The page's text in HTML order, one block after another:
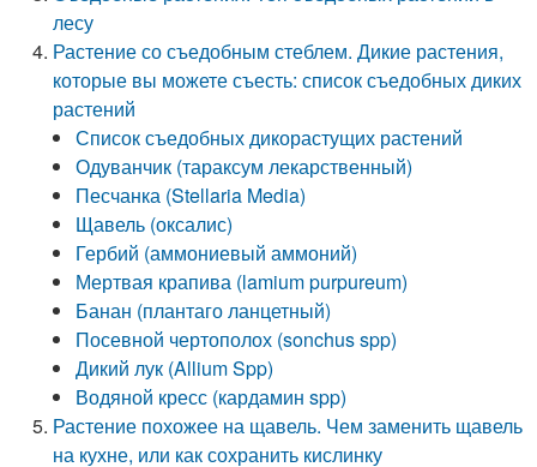
лесу
Растение со съедобным стеблем. Дикие растения,
которые вы можете съесть: список съедобных диких
растений
Список съедобных дикорастущих растений
Одуванчик (тараксум лекарственный)
Песчанка (Stellaria Media)
Щавель (оксалис)
Гербий (аммониевый аммоний)
Мертвая крапива (lamium purpureum)
Банан (плантаго ланцетный)
Посевной чертополох (sonchus spp)
Дикий лук (Allium Spp)
Водяной кресс (кардамин spp)
Растение похожее на щавель. Чем заменить щавель
на кухне, или как сохранить кислинку